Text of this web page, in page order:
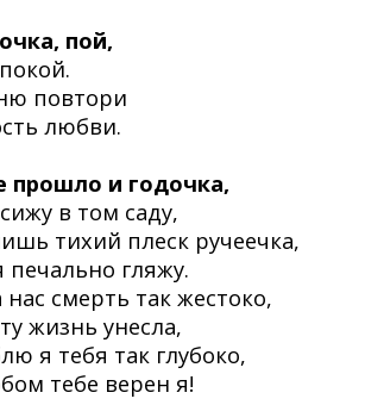
пой,
повтори
любви.
прошло и годочка,
в том саду,
тихий плеск ручеечка,
печально гляжу.
нас смерть так жестоко,
жизнь унесла,
я тебя так глубоко,
тебе верен я!